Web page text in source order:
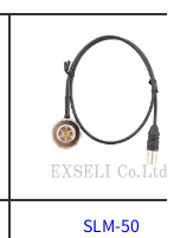
SLM-50